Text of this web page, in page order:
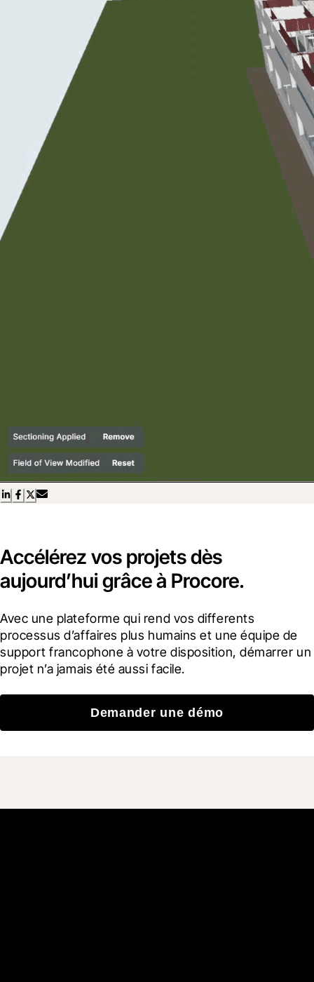
Accélérez vos projets dès
aujourd’hui grâce à Procore.
Avec une plateforme qui rend vos differents
processus d’affaires plus humains et une équipe de
support francophone à votre disposition, démarrer un
projet n’a jamais été aussi facile.
Demander une démo